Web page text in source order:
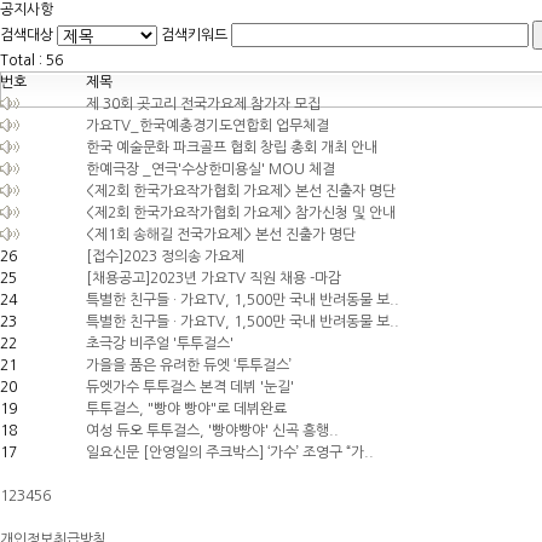
공지사항
검색대상
검색키워드
Total : 56
번호
제목
제 30회 곳고리 전국가요제 참가자 모집
가요TV_한국예총경기도연합회 업무체결
한국 예술문화 파크골프 협회 창립 총회 개최 안내
한예극장 _연극'수상한미용실' MOU 체결
<제2회 한국가요작가협회 가요제> 본선 진출자 명단
<제2회 한국가요작가협회 가요제> 참가신청 및 안내
<제1회 송해길 전국가요제> 본선 진출가 명단
26
[접수]2023 정의송 가요제
25
[채용공고]2023년 가요TV 직원 채용 -마감
24
특별한 친구들 · 가요TV, 1,500만 국내 반려동물 보..
23
특별한 친구들 · 가요TV, 1,500만 국내 반려동물 보..
22
초극강 비주얼 '투투걸스'
21
가을을 품은 유려한 듀엣 ‘투투걸스’
20
듀엣가수 투투걸스 본격 데뷔 '눈길'
19
투투걸스, "빵야 빵야"로 데뷔완료
18
여성 듀오 투투걸스, '빵야빵야' 신곡 흥행..
17
일요신문 [안영일의 주크박스] ‘가수’ 조영구 “가..
1 23456